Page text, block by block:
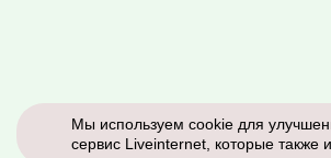
Мы используем cookie для
сервис Liveinternet, которые также